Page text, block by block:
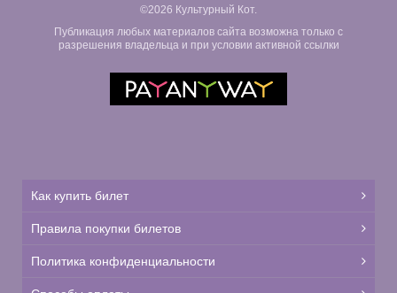
©2026 Культурный Кот.
Публикация любых материалов сайта возможна только с
разрешения владельца и при условии активной ссылки
Как купить билет
Правила покупки билетов
Политика конфиденциальности